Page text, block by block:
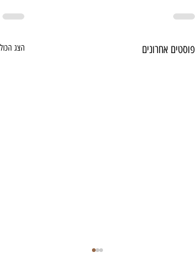
פוסטים אחרונים הצג הכול